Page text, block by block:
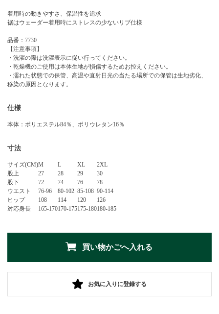
着用時の動きやすさ、保温性を追求
裾はウェーダー着用時にストレスの少ないリブ仕様
品番：7730
【注意事項】
・洗濯の際は洗濯表示に従い行ってください。
・乾燥機のご使用は本体生地が損傷するためお控えください。
・濡れた状態での保管、高温や直射日光の当たる場所での保管は生地劣化、
移染の原因となります。
仕様
本体：ポリエステル84％、ポリウレタン16％
寸法
サイズ(CM)M L XL
2XL
股上
27 28 29
30
股下
72 74 76
78
ウエスト
76-96 80-102 85-108 90-114
ヒップ
108 114 120
126
対応身長
165-170170-175175-180180-185
お気に入りに登録する